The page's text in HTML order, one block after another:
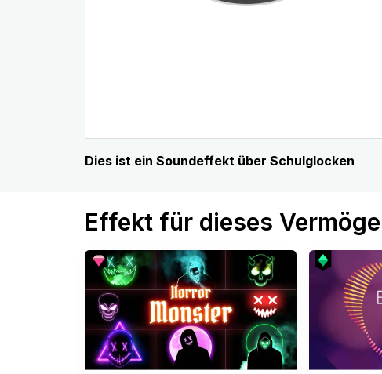
Dies ist ein Soundeffekt über Schulglocken
Effekt für dieses